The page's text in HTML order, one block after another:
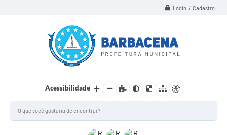
Login / Cadastro
Acessibilidade